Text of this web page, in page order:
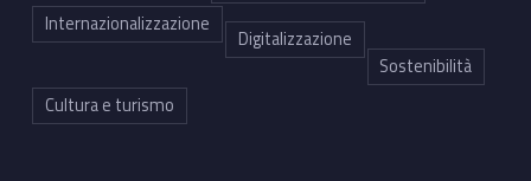
Internazionalizzazione
Digitalizzazione
Sostenibilità
Cultura e turismo